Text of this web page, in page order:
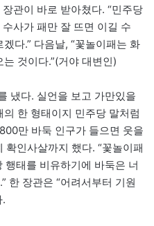
관이 바로 받아쳤다. “민주당
사가 패만 잘 뜨면 이길 수
겠다.” 다음날, “꽃놀이패는 화
는 것이다.”(거야 대변인)
냈다. 실언을 보고 가만있을
한 형태이지 민주당 말처럼
만 바둑 인구가 들으면 웃을
확인사살까지 했다. “꽃놀이패
행태를 비유하기에 바둑은 너
한 장관은 “어려서부터 기원
.